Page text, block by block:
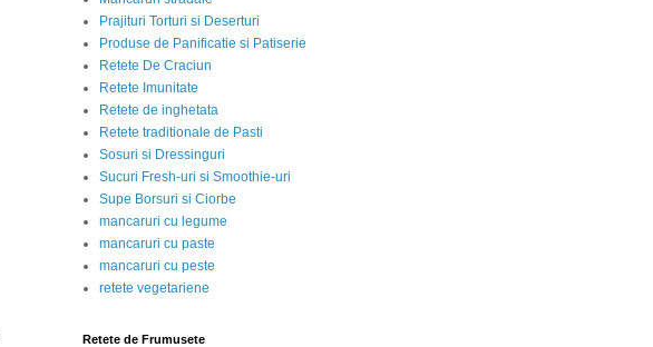
Prajituri Torturi si Deserturi
Produse de Panificatie si Patiserie
Retete De Craciun
Retete Imunitate
Retete de inghetata
Retete traditionale de Pasti
Sosuri si Dressinguri
Sucuri Fresh-uri si Smoothie-uri
Supe Borsuri si Ciorbe
mancaruri cu legume
mancaruri cu paste
mancaruri cu peste
retete vegetariene
Retete de Frumusete